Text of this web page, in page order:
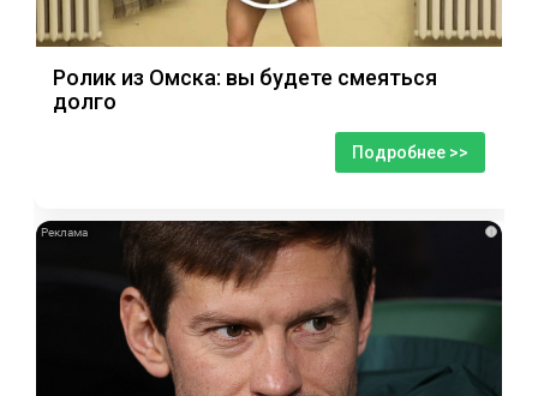
Ролик из Омска: вы будете смеяться
долго
Подробнее >>
i